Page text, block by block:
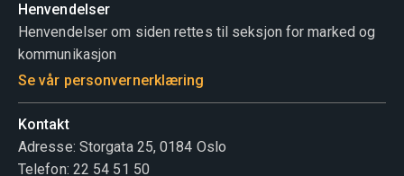
Henvendelser
Henvendelser om siden rettes til seksjon for marked og
kommunikasjon
Se vår personvernerklæring
Kontakt
Adresse: Storgata 25, 0184 Oslo
Telefon: 22 54 51 50